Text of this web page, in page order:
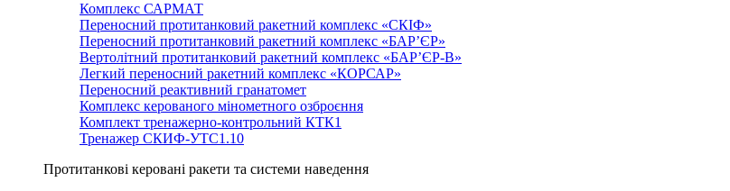
Комплекс САРМАТ
Переносний протитанковий ракетний комплекс «СКІФ»
Переносний протитанковий ракетний комплекс «БАР’ЄР»
Вертолітний протитанковий ракетний комплекс «БАР’ЄР-В»
Легкий переносний ракетний комплекс «КОРСАР»
Переносний реактивний гранатомет
Комплекс керованого мінометного озброєння
Комплект тренажерно-контрольний КТК1
Тренажер СКИФ-УТС1.10
Протитанкові керовані ракети та системи наведення